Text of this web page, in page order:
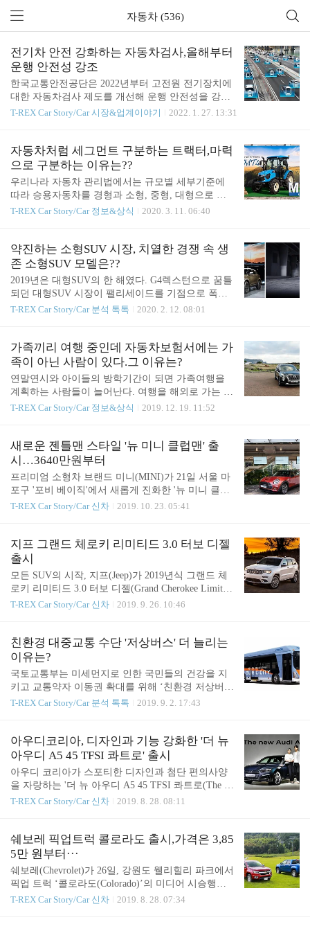
자동차 (536)
전기차 안전 강화하는 자동차검사,올해부터
운행 안전성 강조
한국교통안전공단은 2022년부터 고전원 전기장치에
대한 자동차검사 제도를 개선해 운행 안전성을 강화
한다고 밝혔다. 공단은 친환경자동차에 사용되는 고
사 시 전기차의 육안검사 및 절연저항 검사를 하였으
나, 올해부터는 전기차의 누전 사고 예방을 강화하기
위해 고전원 전기장치와 배터리의 절연·작동상태와
같은 이상 유무를 전자장치 진단기 등으로 점검한다.
또 보행자의 사고예방을 위해 하이브리드, 전기·수소
차 등 저소음자동차에 장착된 경고음발생장치와 후
2021년 이전에 등록된 어린이운송용 승합자동차는
운행기록장치 설치 의무화 유예기간이 올해까지다.
내년부터는 운행기록장치 ..
T-REX Car Story/Car 시장&업계이야기 2022. 1. 27. 13:31
자동차처럼 세그먼트 구분하는 트랙터,마력
으로 구분하는 이유는??
우리나라 자동차 관리법에서는 규모별 세부기준에
따라 승용자동차를 경형과 소형, 중형, 대형으로 구
분한다. 분류하는 기준은 배기량과 크기이며, 경형은
이하인 차량은 소형으로 분류하고, 배기량이 250cc
(전기자동차의 경우 최고정격출력이 15kW) 이하인
경우는 경형차로 구분한다. 초소형 자동차의 경우에
는 경형의 배기량에 길이 3.6m, 너비 1.5m, 높이 2.0m
이하인 차량을 별도로 구분하고 있다. 하지만, 일반
적으로 쓰는 세그먼트는 유럽에서 쓰는 방식으로 앞
들면 A 세그먼트는 전체 길이 3,500mm 이하의 작은
자동차, B ..
T-REX Car Story/Car 정보&상식 2020. 3. 11. 06:40
약진하는 소형SUV 시장, 치열한 경쟁 속 생
존 소형SUV 모델은??
2019년은 대형SUV의 한 해였다. G4렉스턴으로 꿈틀
되던 대형SUV 시장이 팰리세이드를 기점으로 폭발
적인 시장 성장을 기록했다. 대형SUV를 6개월 이상
도로 전방위적으로 좋은 성적을 기록했다. 2020년에
도 제네시스 GV80을 시작으로 폭스바겐 투아렉 등
경쟁력을 갖춘 대형SUV가 출시하며, 2020년도 2019
년과 같은 좋은 성적을 기록할 가능성이 높다는 전망
이 이어지고 있다. 이런 분위기 속에 소형SUV 시장
도 다시 꿈틀되며 SUV 시장의 중심으로 들어올 것으
와는 다르게 개인 운전용 SUV이자 세컨 SUV로 소형
SUV에 대한 수요가 늘어나..
T-REX Car Story/Car 분석 톡톡 2020. 2. 12. 08:01
가족끼리 여행 중인데 자동차보험서에는 가
족이 아닌 사람이 있다.그 이유는?
연말연시와 아이들의 방학기간이 되면 가족여행을
계획하는 사람들이 늘어난다. 여행을 해외로 가는 경
우도 많아졌지만, 국내 여행의 경우에 빠질 수 없는
가 많다. 이때 자동차보험을 꼭 한 번 더 점검하길 바
란다. 자동차보험서에는 가족구성원으로 인정받지
못 하는 사람이 있기 때문이다. 자동차보험에 가족한
정특약이 있지만 모든 가족 구성원이 특약의 혜택을
받는 것은 아니기 때문에 범위에 대해 잘 알아둘 필
요가 있다. 가장 많은 실수를 하는 형재, 자매, 남매는
않는다. 가족한정의 범위는 부모, 나와 배우자, 자녀
(배우자의 자녀 포함)까지 즉 1촌까지만 인정되기 때
문이다..
T-REX Car Story/Car 정보&상식 2019. 12. 19. 11:52
새로운 젠틀맨 스타일 '뉴 미니 클럽맨' 출
시…3640만원부터
프리미엄 소형차 브랜드 미니(MINI)가 21일 서울 마
포구 '포비 베이직'에서 새롭게 진화한 '뉴 미니 클럽
맨'을 공식 출시했다. 이번에 선보인 뉴 미니 클럽맨
현대적으로 재해석해 소형차이면서도 편안한 승차감
과 넓은 공간, 그리고 우수한 공간성을 자랑한다. 특
히 4개의 도어와 5개의 풀 사이즈 시트, 양방향으로
오픈되는 후면부의 스플릿 도어와 함께 위치한 다목
적 트렁크 공간은 미니 클럽맨을 상징하는 대표적인
특징이자 창조적인 공간 활용성을 제공한다. 이번에
용성과 디자인 철학을 그대로 계승하면서도 현대적
인 해석을 가미해 새롭게 태어났다. 기존 모델이 ..
T-REX Car Story/Car 신차 2019. 10. 23. 05:41
지프 그랜드 체로키 리미티드 3.0 터보 디젤
출시
모든 SUV의 시작, 지프(Jeep)가 2019년식 그랜드 체
로키 리미티드 3.0 터보 디젤(Grand Cherokee Limited
3.0 Turbo Diesel) 모델을 출시했다. 이로써 지프 그랜
더 넓은 선택의 폭을 제공한다. '프리미엄 SUV'라는
새로운 세그먼트를 개척한 그랜드 체로키는 지난 19
92년 등장해 2019년 상반기 기준 전 세계 누적 판매
량 600만 대를 넘어선 지프의 스테디셀러 모델이다.
2019년식 그랜드 체로키 리미티드 3.0 터보 디젤 모
델은 지프의 독보적인 오프로드 4X4 시스템은 물론,
또한, 전면 범퍼, 그릴 링, 루..
T-REX Car Story/Car 신차 2019. 9. 26. 10:46
친환경 대중교통 수단 '저상버스' 더 늘리는
이유는?
국토교통부는 미세먼지로 인한 국민들의 건강을 지
키고 교통약자 이동권 확대를 위해 ‘친환경 저상버
스’를 추가 도입할 수 있도록 91억원 규모의 추경예
에 따라 친환경 시내버스 확대에 대한 사회적 요구가
증가하고 있는 상황이다. 이에 맞춰 범정부 차원에서
추진하고 있는 친환경차 보급 확대 정책에 교통약자
이동편의 증진을 위한 ‘저상버스 도입 지원사업’을
접목, 추경예산으로 편성했다. 이 사업은 저상버스와
일반버스 차량가격의 차액에 대해 국가와 지자체가
에게 보조금을 지급하는 방식이다. 국토부는 이번에
추경 예산 91억원을 투입한다. 이는 200여대를 지원..
T-REX Car Story/Car 분석 톡톡 2019. 9. 2. 17:43
아우디코리아, 디자인과 기능 강화한 '더 뉴
아우디 A5 45 TFSI 콰트로' 출시
아우디 코리아가 스포티한 디자인과 첨단 편의사양
을 자랑하는 '더 뉴 아우디 A5 45 TFSI 콰트로(The ne
w Audi A5 45 TFSI quattro)'를 26일 출시했다. A5는
출시되는 2019년식 더 뉴 아우디 A5 45 TFSI 콰트로
는 2세대 완전변경 모델로 감성과 기능성, 높은 효율
성이 최적의 조화를 이루고 있는 것은 물론, 국내 시
장에서는 처음 선보이는 모델이다. 아울러 이번에 출
시되는 더 뉴 아우디 A5 45 TFSI 콰트로는 △스포트
백 △쿠페 △카브리올레의 3가지 라인업으로 출시된
T-REX Car Story/Car 신차 2019. 8. 28. 08:11
쉐보레 픽업트럭 콜로라도 출시,가격은 3,85
5만 원부터···
쉐보레(Chevrolet)가 26일, 강원도 웰리힐리 파크에서
픽업 트럭 ‘콜로라도(Colorado)’의 미디어 시승행사
를 진행하고 본격 사전계약에 돌입한다. 콜로라도는
T-REX Car Story/Car 신차 2019. 8. 28. 07:34